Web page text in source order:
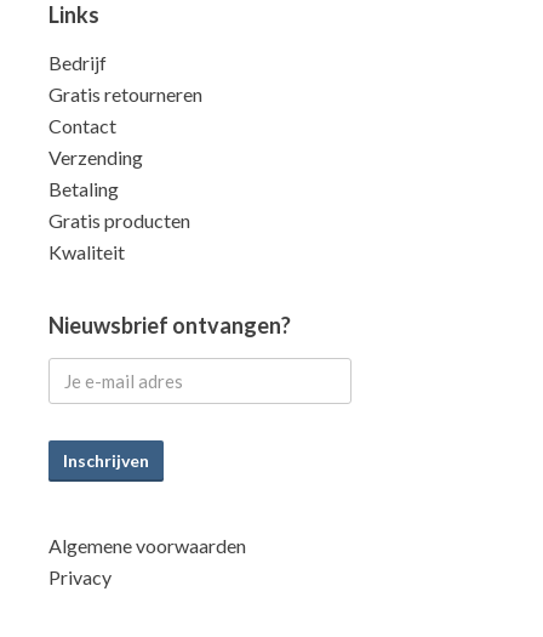
Links
Bedrijf
Gratis retourneren
Contact
Verzending
Betaling
Gratis producten
Kwaliteit
Nieuwsbrief ontvangen?
Inschrijven
Algemene voorwaarden
Privacy